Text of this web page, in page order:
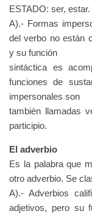
ESTADO: ser, estar.
A).- Formas
del verbo no están
y su función
sintáctica es
funciones de
impersonales son
también llamadas
participio.
El adverbio
Es la palabra que
otro adverbio. Se
A).- Adverbios
adjetivos, pero su